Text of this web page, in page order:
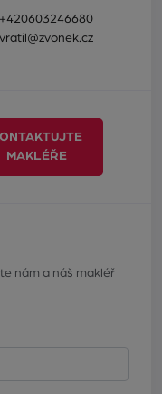
+420603246680
MAKLÉŘE
nám a náš makléř